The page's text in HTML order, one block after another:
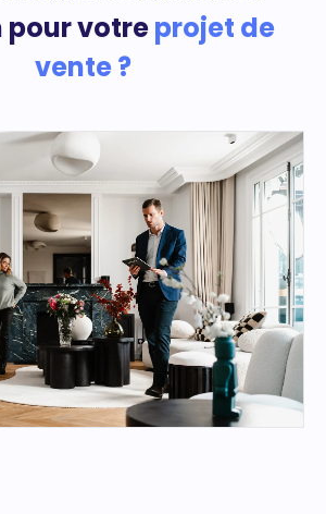
pour votreprojet de
vente ?